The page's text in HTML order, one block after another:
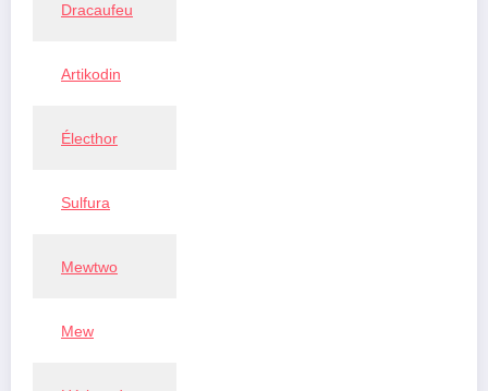
Dracaufeu
Artikodin
Électhor
Sulfura
Mewtwo
Mew